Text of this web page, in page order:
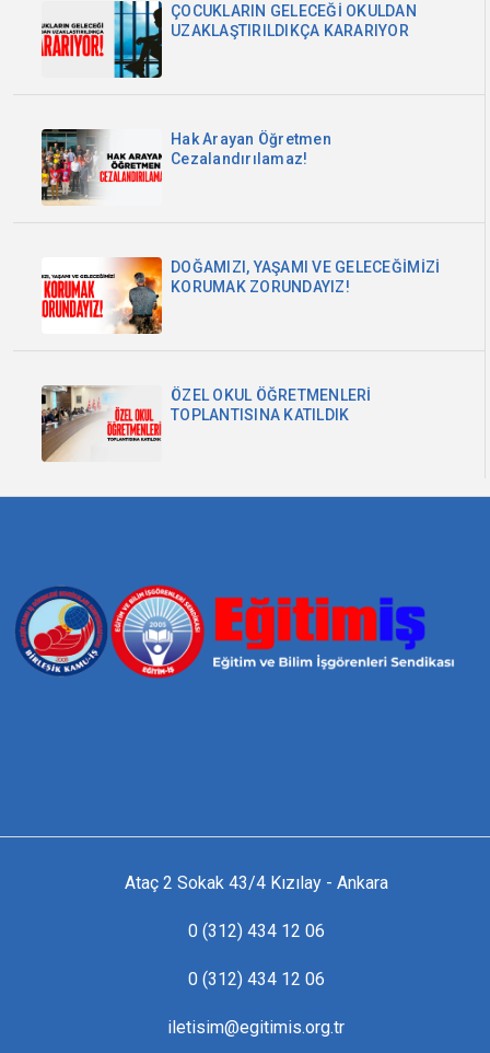
ÇOCUKLARIN GELECEĞİ OKULDAN
UZAKLAŞTIRILDIKÇA KARARIYOR
Hak Arayan Öğretmen
Cezalandırılamaz!
DOĞAMIZI, YAŞAMI VE GELECEĞİMİZİ
KORUMAK ZORUNDAYIZ!
ÖZEL OKUL ÖĞRETMENLERİ
TOPLANTISINA KATILDIK
Ataç 2 Sokak 43/4 Kızılay - Ankara
0 (312) 434 12 06
0 (312) 434 12 06
iletisim@egitimis.org.tr